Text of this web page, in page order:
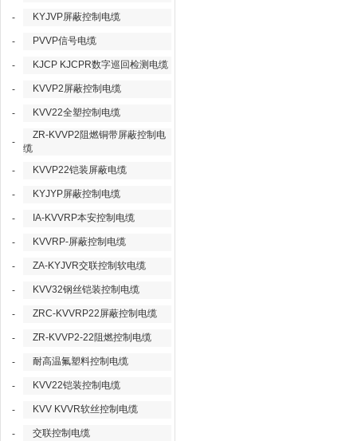
- KYJVP屏蔽控制电缆
- PVVP信号电缆
- KJCP KJCPR数字巡回检测电缆
- KVVP2屏蔽控制电缆
- KVV22全塑控制电缆
-
ZR-KVVP2阻燃铜带屏蔽控制电
缆
-
KVVP22铠装屏蔽电缆
- KYJYP屏蔽控制电缆
- IA-KVVRP本安控制电缆
- KVVRP-屏蔽控制电缆
- ZA-KYJVR交联控制软电缆
- KVV32钢丝铠装控制电缆
- ZRC-KVVRP22屏蔽控制电缆
- ZR-KVVP2-22阻燃控制电缆
- 耐高温氟塑料控制电缆
- KVV22铠装控制电缆
- KVV KVVR软丝控制电缆
- 交联控制电缆